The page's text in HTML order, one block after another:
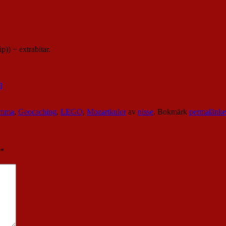
+ extrabitar.
, Geocaching, LEGO, Mozartkulorav nisse. Bokmärk
*